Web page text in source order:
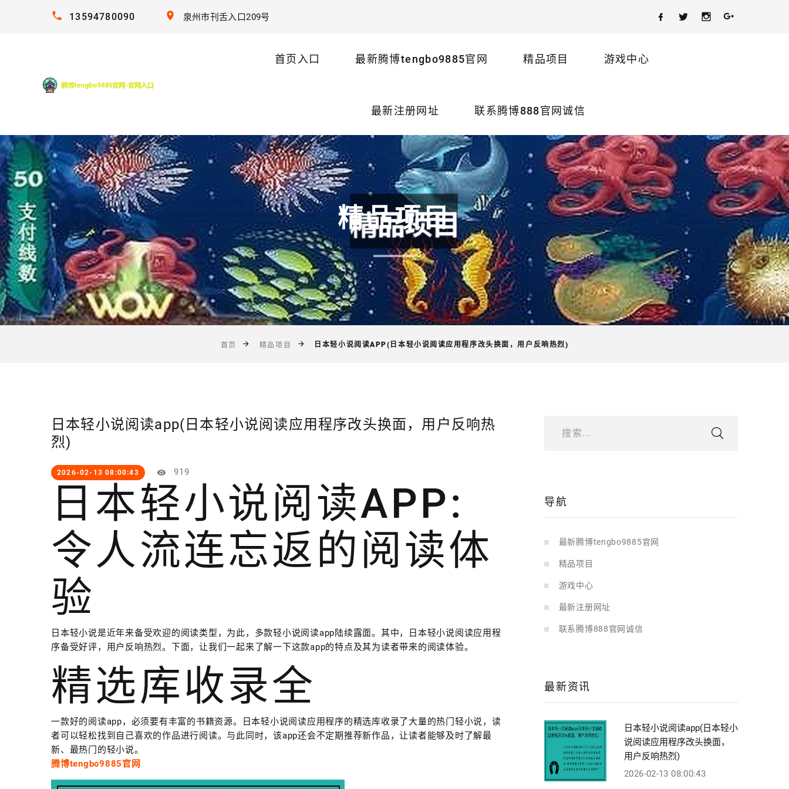
13594780090 泉州市刊舌入口209号
首页入口 最新腾博tengbo9885官网 精品项目 游戏中心
最新注册网址 联系腾博888官网诚信
精品项目
首页 精品项目 日本轻小说阅读APP(日本轻小说阅读应用程序改头换面，用户反响热烈)
日本轻小说阅读app(日本轻小说阅读应用程序改头换面，用户反响热
烈)
2026-02-13 08:00:43 919
日本轻小说阅读APP:
令人流连忘返的阅读体
验
日本轻小说是近年来备受欢迎的阅读类型，为此，多款轻小说阅读app陆续露面。其中，日本轻小说阅读应用程
序备受好评，用户反响热烈。下面，让我们一起来了解一下这款app的特点及其为读者带来的阅读体验。
精选库收录全
一款好的阅读app，必须要有丰富的书籍资源。日本轻小说阅读应用程序的精选库收录了大量的热门轻小说，读
者可以轻松找到自己喜欢的作品进行阅读。与此同时，该app还会不定期推荐新作品，让读者能够及时了解最
新、最热门的轻小说。
腾博tengbo9885官网
搜索...
导航
最新腾博tengbo9885官网
精品项目
游戏中心
最新注册网址
联系腾博888官网诚信
最新资讯
日本轻小说阅读app(日本轻小
说阅读应用程序改头换面，
用户反响热烈)
2026-02-13 08:00:43